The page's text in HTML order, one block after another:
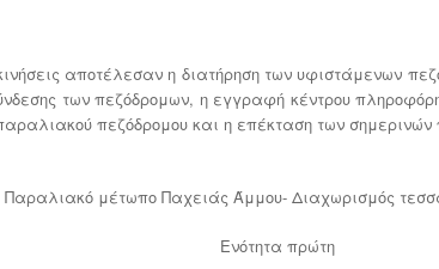
αποτέλεσαν η διατήρηση των υφιστάμενων
των πεζόδρομων, η εγγραφή κέντρου
πεζόδρομου και η επέκταση των
Παραλιακό μέτωπο Παχειάς Άμμου- Διαχωρισμός
Ενότητα πρώτη